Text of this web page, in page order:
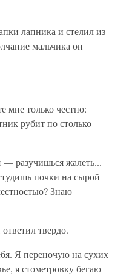
лапника и стелил из
мальчика он
только честно:
рубит по столько
разучишься жалеть...
почки на сырой
Знаю
твердо.
Я переночую на сухих
я стометровку бегаю